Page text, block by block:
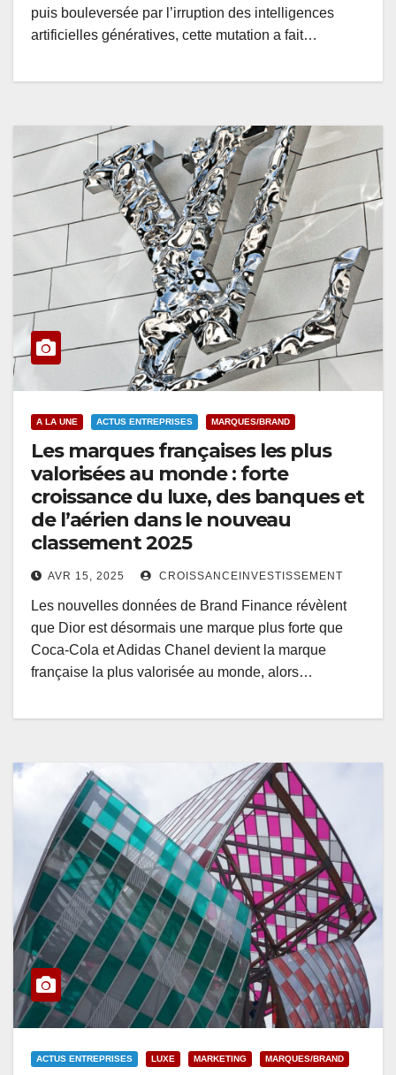
puis bouleversée par l’irruption des intelligences
artificielles génératives, cette mutation a fait…
A LA UNE ACTUS ENTREPRISES MARQUES/BRAND
Les marques françaises les plus
valorisées au monde : forte
croissance du luxe, des banques et
de l’aérien dans le nouveau
classement 2025
AVR 15, 2025 CROISSANCEINVESTISSEMENT
Les nouvelles données de Brand Finance révèlent
que Dior est désormais une marque plus forte que
Coca-Cola et Adidas Chanel devient la marque
française la plus valorisée au monde, alors…
ACTUS ENTREPRISES LUXE MARKETING MARQUES/BRAND